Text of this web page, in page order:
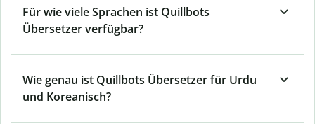
Für wie viele Sprachen ist Quillbots
Übersetzer verfügbar?
Wie genau ist Quillbots Übersetzer für Urdu
und Koreanisch?